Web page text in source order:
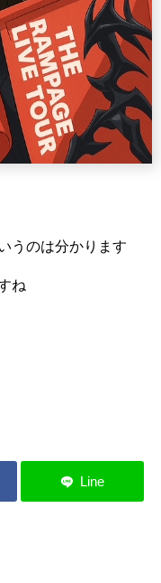
うのは分かります
ね